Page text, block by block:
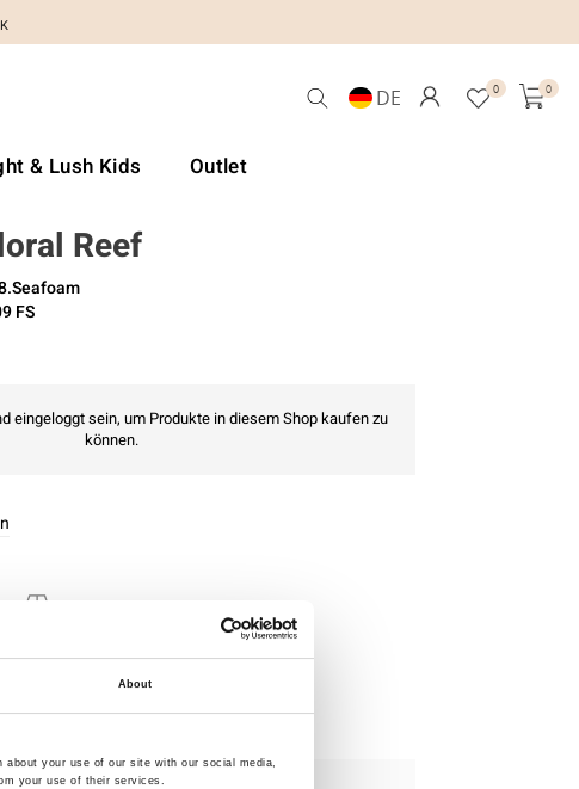
About
your use of our site with our social media,
your use of their services.
DE 0 0
& Lush Kids Outlet
Reef
FS
eingeloggt sein, um Produkte in diesem Shop kaufen zu
können.